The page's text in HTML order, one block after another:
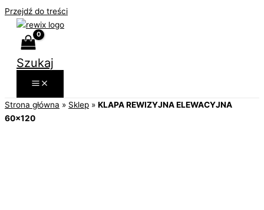
Przejdź do treści
Szukaj
Strona główna » Sklep » KLAPA REWIZYJNA ELEWACYJNA
60×120